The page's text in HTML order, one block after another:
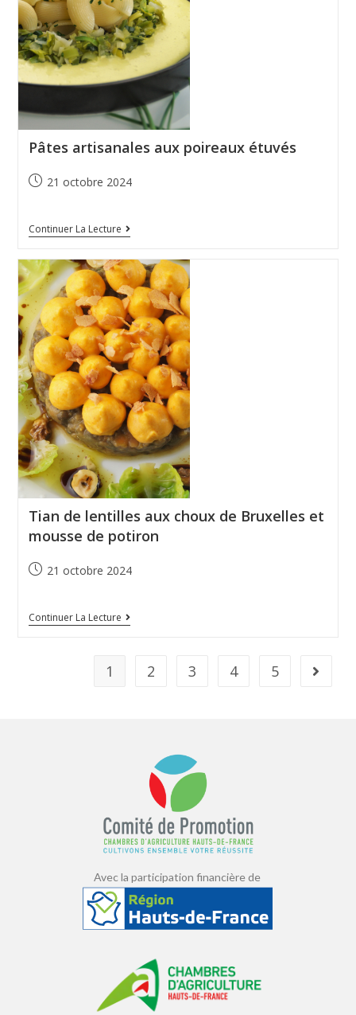
Pâtes artisanales aux poireaux étuvés
21 octobre 2024
Continuer La Lecture
Tian de lentilles aux choux de Bruxelles et
mousse de potiron
21 octobre 2024
Continuer La Lecture
1 2 3 4 5
Avec la participation financière de